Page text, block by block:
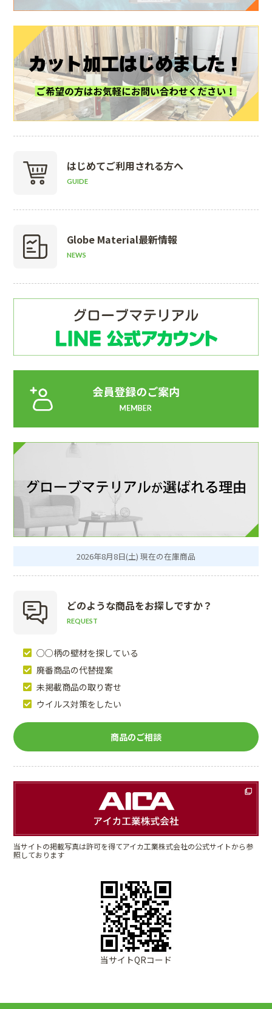
はじめてご利用される方へ
GUIDE
Globe Material最新情報
NEWS
2026年8月8日(土) 現在の在庫商品
どのような商品をお探しですか？
REQUEST
○○柄の壁材を探している
廃番商品の代替提案
未掲載商品の取り寄せ
ウイルス対策をしたい
商品のご相談
当サイトの掲載写真は許可を得てアイカ工業株式会社の公式サイトから参
照しております
当サイトQRコード